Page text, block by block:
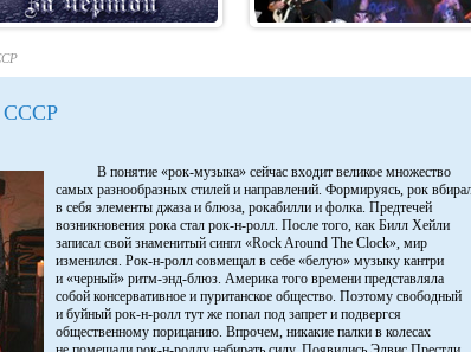
СССР
В понятие «рок-музыка» сейчас входит великое множество
самых разнообразных стилей и направлений. Формируясь, рок
в себя элементы джаза и блюза, рокабилли и фолка. Предтечей
возникновения рока стал рок-н-ролл. После того, как Билл Хейли
записал свой знаменитый сингл «Rock Around The Clock», мир
изменился. Рок-н-ролл совмещал в себе «белую» музыку кантри
и «черный» ритм-энд-блюз. Америка того времени представляла
собой консервативное и пуританское общество. Поэтому свободный
и буйный рок-н-ролл тут же попал под запрет и подвергся
общественному порицанию. Впрочем, никакие палки в колесах